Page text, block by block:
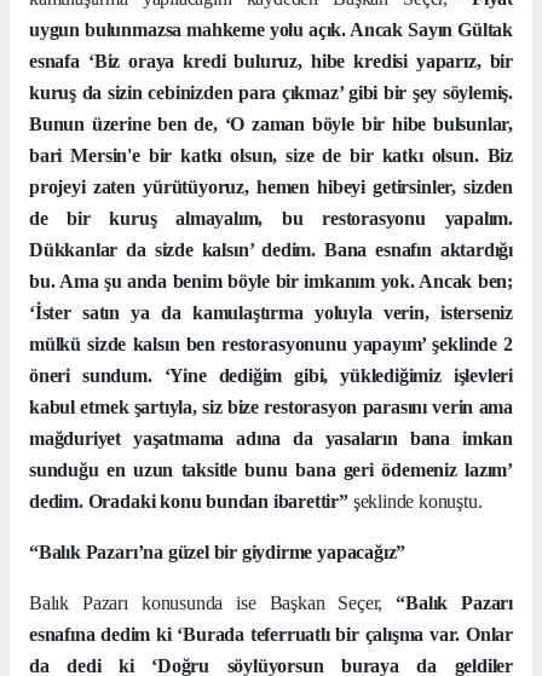
uygun bulunmazsa mahkeme yolu açık. Ancak Sayın Gültak
esnafa ‘Biz oraya kredi buluruz, hibe kredisi yaparız, bir
kuruş da sizin cebinizden para çıkmaz’ gibi bir şey söylemiş.
Bunun üzerine ben de, ‘O zaman böyle bir hibe bulsunlar,
bari Mersin'e bir katkı olsun, size de bir katkı olsun. Biz
projeyi zaten yürütüyoruz, hemen hibeyi getirsinler, sizden
de bir kuruş almayalım, bu restorasyonu yapalım.
Dükkanlar da sizde kalsın’ dedim. Bana esnafın aktardığı
bu. Ama şu anda benim böyle bir imkanım yok. Ancak ben;
‘İster satın ya da kamulaştırma yoluyla verin, isterseniz
mülkü sizde kalsın ben restorasyonunu yapayım’ şeklinde 2
öneri sundum. ‘Yine dediğim gibi, yüklediğimiz işlevleri
kabul etmek şartıyla, siz bize restorasyon parasını verin ama
mağduriyet yaşatmama adına da yasaların bana imkan
sunduğu en uzun taksitle bunu bana geri ödemeniz lazım’
dedim. Oradaki konu bundan ibarettir” şeklinde konuştu.
“Balık Pazarı’na güzel bir giydirme yapacağız”
Balık Pazarı konusunda ise Başkan Seçer,“Balık Pazarı
esnafına dedim ki ‘Burada teferruatlı bir çalışma var. Onlar
da dedi ki ‘Doğru söylüyorsun buraya da geldiler